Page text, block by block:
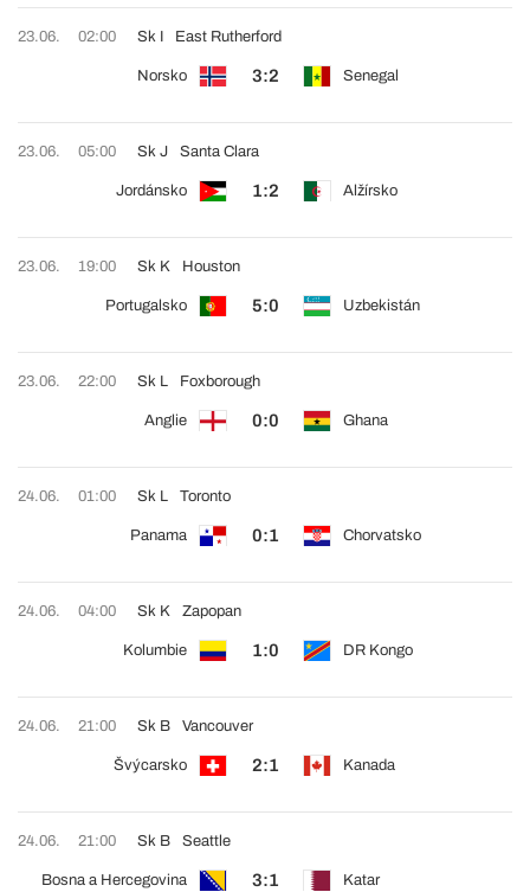
23.06. 02:00 Sk I
Norsko 3:2 Senegal
East Rutherford
23.06. 05:00 Sk J
Jordánsko 1:2 Alžírsko
Santa Clara
23.06. 19:00 Sk K
Portugalsko 5:0 Uzbekistán
Houston
23.06. 22:00 Sk L
Anglie 0:0 Ghana
Foxborough
24.06. 01:00 Sk L
Panama 0:1 Chorvatsko
Toronto
24.06. 04:00 Sk K
Kolumbie 1:0 DR Kongo
Zapopan
24.06. 21:00 Sk B
Švýcarsko 2:1 Kanada
Vancouver
24.06. 21:00 Sk B
Bosna a Hercegovina 3:1 Katar
Seattle